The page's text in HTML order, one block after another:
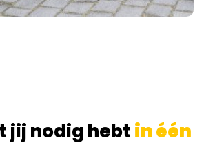
jij nodig hebtin één